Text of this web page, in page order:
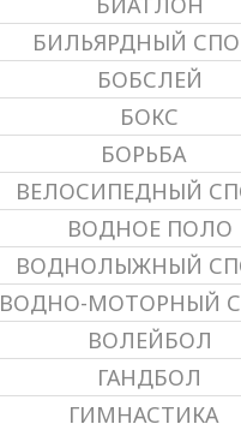
БИЛЬЯРДНЫЙ
БОБСЛЕЙ
БОКС
БОРЬБА
ВЕЛОСИПЕДНЫЙ
ВОДНОЕ ПОЛО
ВОДНОЛЫЖНЫЙ
ВОДНО-МОТОРНЫЙ
ВОЛЕЙБОЛ
ГАНДБОЛ
ГИМНАСТИКА